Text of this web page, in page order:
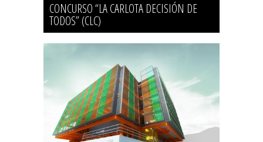
CONCURSO “LA CARLOTA DECISIÓN DE
TODOS” (CLC)